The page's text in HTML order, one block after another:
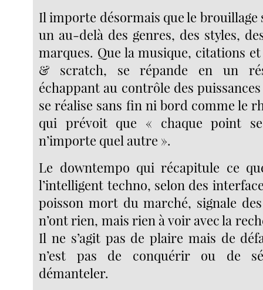
Il importe désormais que le brouillage
un au-delà des genres, des styles,
marques. Que la musique, citations
& scratch, se répande en un
échappant au contrôle des puissances
se réalise sans fin ni bord comme le
qui prévoit que « chaque point
n’importe quel autre ».
Le downtempo qui récapitule ce
l’intelligent techno, selon des
poisson mort du marché, signale
n’ont rien, mais rien à voir avec la
Il ne s’agit pas de plaire mais de
n’est pas de conquérir ou de
démanteler.